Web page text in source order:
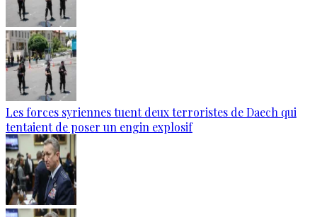
Les forces syriennes tuent deux terroristes de Daech qui
tentaient de poser un engin explosif